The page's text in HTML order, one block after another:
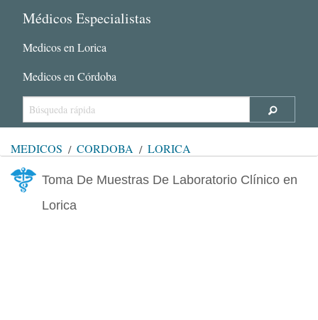
Médicos Especialistas
Medicos en Lorica
Medicos en Córdoba
MÉDICOS CÓRDOBA LORICA
Toma De Muestras De Laboratorio Clínico en
Lorica